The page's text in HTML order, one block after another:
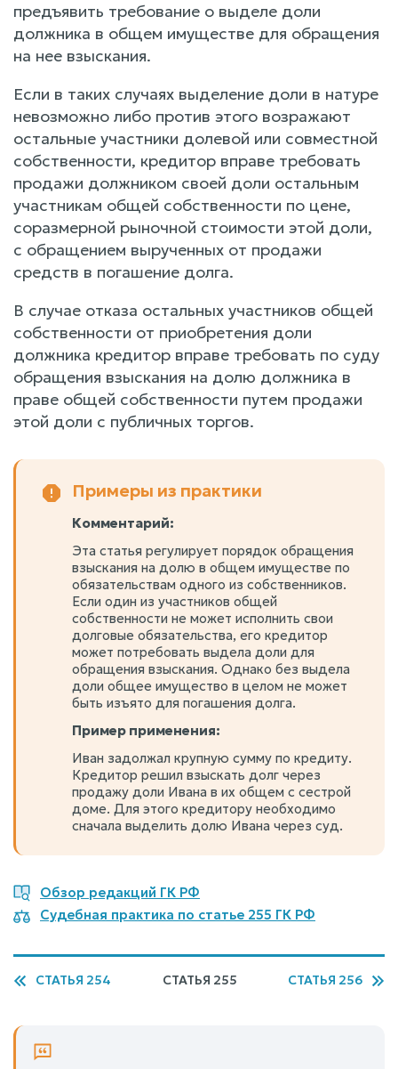
предъявить требование о выделе доли
должника в общем имуществе для обращения
на нее взыскания.
Если в таких случаях выделение доли в натуре
невозможно либо против этого возражают
остальные участники долевой или совместной
собственности, кредитор вправе требовать
продажи должником своей доли остальным
участникам общей собственности по цене,
соразмерной рыночной стоимости этой доли,
с обращением вырученных от продажи
средств в погашение долга.
В случае отказа остальных участников общей
собственности от приобретения доли
должника кредитор вправе требовать по суду
обращения взыскания на долю должника в
праве общей собственности путем продажи
этой доли с публичных торгов.
Примеры из практики
Комментарий:
Эта статья регулирует порядок обращения
взыскания на долю в общем имуществе по
обязательствам одного из собственников.
Если один из участников общей
собственности не может исполнить свои
долговые обязательства, его кредитор
может потребовать выдела доли для
обращения взыскания. Однако без выдела
доли общее имущество в целом не может
быть изъято для погашения долга.
Пример применения:
Иван задолжал крупную сумму по кредиту.
Кредитор решил взыскать долг через
продажу доли Ивана в их общем с сестрой
доме. Для этого кредитору необходимо
сначала выделить долю Ивана через суд.
Обзор редакций ГК РФ
Судебная практика по статье 255 ГК РФ
СТАТЬЯ 254 СТАТЬЯ 255 СТАТЬЯ 256